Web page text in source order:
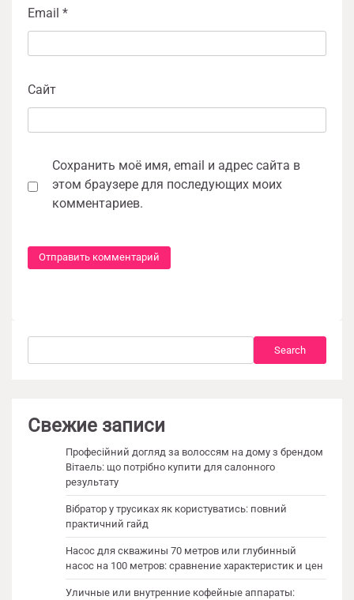
Email *
Сайт
Сохранить моё имя, email и адрес сайта в
этом браузере для последующих моих
комментариев.
Search
Свежие записи
Професійний догляд за волоссям на дому з брендом
Вітаель: що потрібно купити для салонного
результату
Вібратор у трусиках як користуватись: повний
практичний гайд
Насос для скважины 70 метров или глубинный
насос на 100 метров: сравнение характеристик и цен
Уличные или внутренние кофейные аппараты: